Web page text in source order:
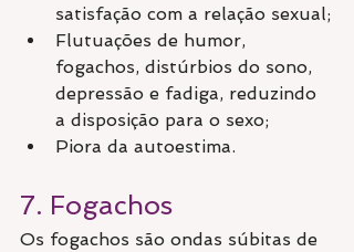
satisfação com a relação sexual;
Flutuações de humor,
fogachos, distúrbios do sono,
depressão e fadiga, reduzindo
a disposição para o sexo;
Piora da autoestima.
7. Fogachos
Os fogachos são ondas súbitas de